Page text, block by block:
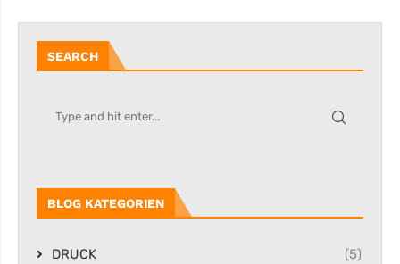
SEARCH
BLOG KATEGORIEN
DRUCK (5)